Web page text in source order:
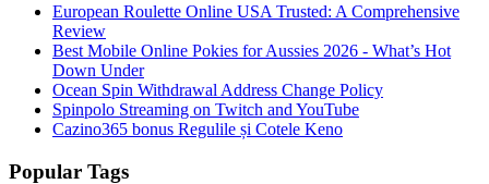
European Roulette Online USA Trusted: A Comprehensive
Review
Best Mobile Online Pokies for Aussies 2026 - What’s Hot
Down Under
Ocean Spin Withdrawal Address Change Policy
Spinpolo Streaming on Twitch and YouTube
Cazino365 bonus Regulile și Cotele Keno
Popular Tags